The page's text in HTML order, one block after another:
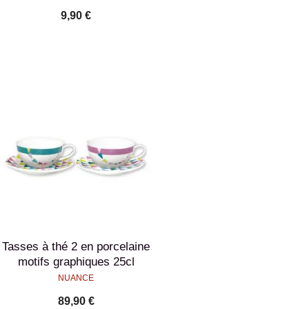
9,90 €
Tasses à thé 2 en porcelaine
motifs graphiques 25cl
NUANCE
89,90 €